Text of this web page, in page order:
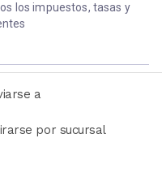
los impuestos, tasas y
a
por sucursal